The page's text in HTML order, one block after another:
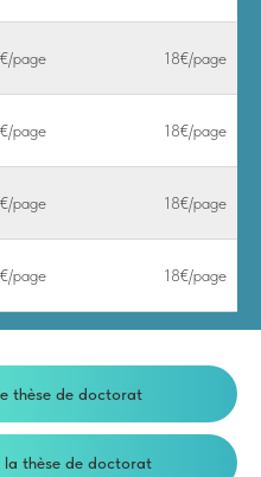
page 18€/page
page 18€/page
page 18€/page
page 18€/page
thèse de doctorat
la thèse de doctorat